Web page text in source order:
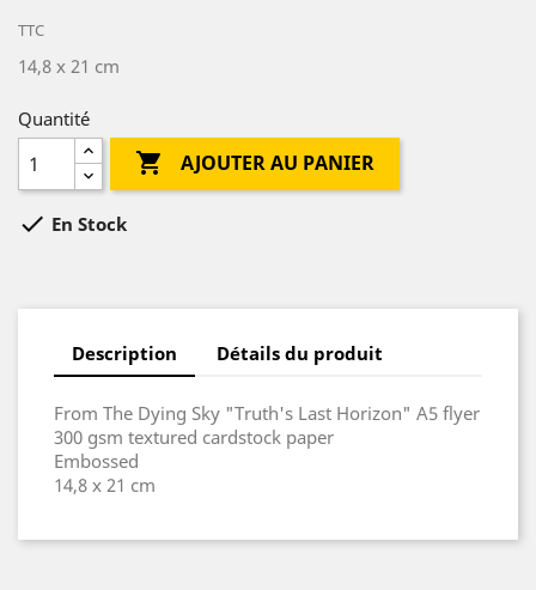
TTC
14,8 x 21 cm
Quantité
 AJOUTER AU PANIER
 En Stock
Description Détails du produit
From The Dying Sky "Truth's Last Horizon" A5 flyer
300 gsm textured cardstock paper
Embossed
14,8 x 21 cm